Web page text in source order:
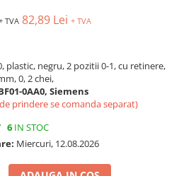
A
AC
AC
TVA 82,89 Lei + TVA
plastic, negru, 2 pozitii 0-1, cu retinere,
0, 2 chei,
0AA0, Siemens
prindere se comanda separat)
6 IN STOC
Miercuri, 12.08.2026